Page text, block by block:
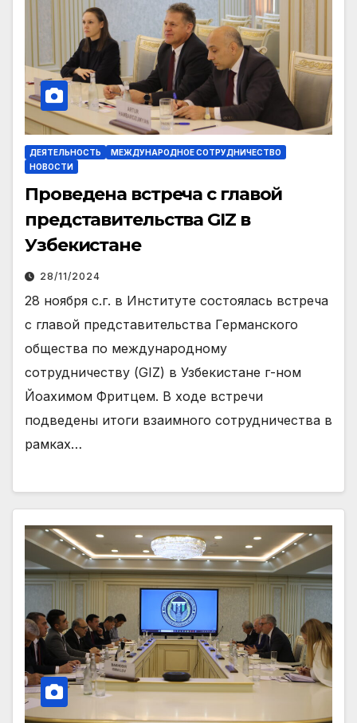
ДЕЯТЕЛЬНОСТЬ
МЕЖДУНАРОДНОЕ СОТРУДНИЧЕСТВО
НОВОСТИ
Проведена встреча с главой
представительства GIZ в
Узбекистане
28/11/2024
28 ноября с.г. в Институте состоялась встреча
с главой представительства Германского
общества по международному
сотрудничеству (GIZ) в Узбекистане г-ном
Йоахимом Фритцем. В ходе встречи
подведены итоги взаимного сотрудничества в
рамках…